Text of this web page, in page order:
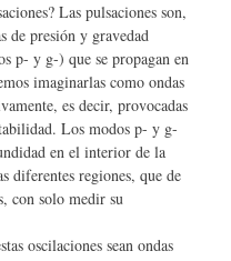
Las pulsaciones son,
de presión y gravedad
p- y g-) que se propagan en
imaginarlas como ondas
es decir, provocadas
Los modos p- y g-
en el interior de la
diferentes regiones, que de
con solo medir su
oscilaciones sean ondas